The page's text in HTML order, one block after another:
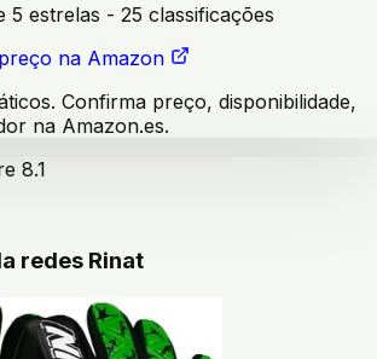
5 estrelas - 25 classificações
na Amazon
Confirma preço, disponibilidade,
na Amazon.es.
8.1
redes Rinat